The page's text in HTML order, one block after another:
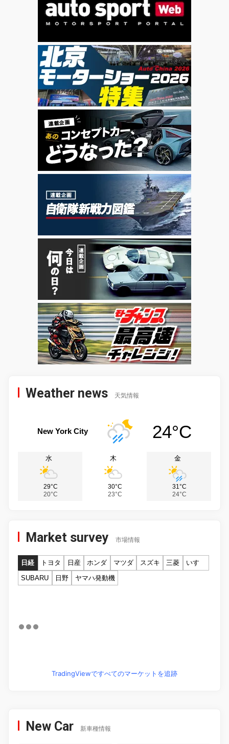
Weather news 天気情報
New York City 24°C
水
29°C
20°C
木
30°C
23°C
金
31°C
24°C
Market survey 市場情報
日経 トヨタ 日産 ホンダ マツダ スズキ 三菱
いすゞ
SUBARU
日野 ヤマハ発動機
TradingViewですべてのマーケットを追跡
New Car 新車種情報